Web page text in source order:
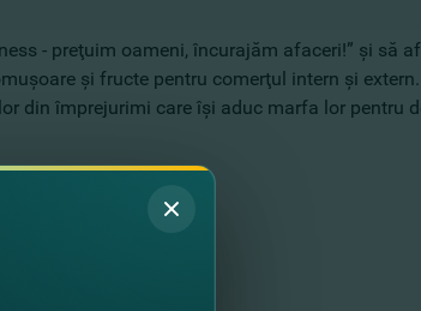
- preţuim oameni, încurajăm afaceri!” şi să
şi fructe pentru comerţul intern şi
din împrejurimi care îşi aduc marfa lor pentru